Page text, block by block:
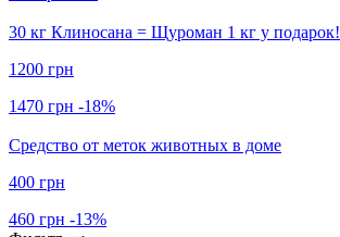
30 кг Клиносана = Щуроман 1 кг у подарок!
1200 грн
1470 грн -18%
Средство от меток животных в доме
400 грн
460 грн -13%